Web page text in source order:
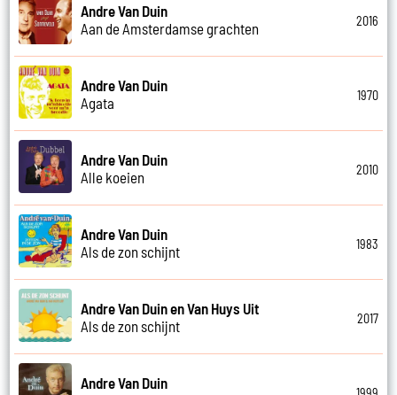
Andre Van Duin
Aan de Amsterdamse grachten
2016
Andre Van Duin
Agata
1970
Andre Van Duin
Alle koeien
2010
Andre Van Duin
Als de zon schijnt
1983
Andre Van Duin en Van Huys Uit
Als de zon schijnt
2017
Andre Van Duin